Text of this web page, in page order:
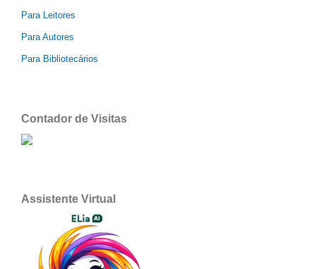
Para Leitores
Para Autores
Para Bibliotecários
Contador de Visitas
Assistente Virtual